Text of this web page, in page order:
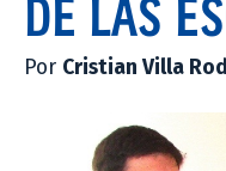
DE LAS
Por Cristian Villa